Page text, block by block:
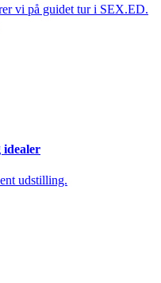
vi på guidet tur i SEX.ED.
idealer
udstilling.